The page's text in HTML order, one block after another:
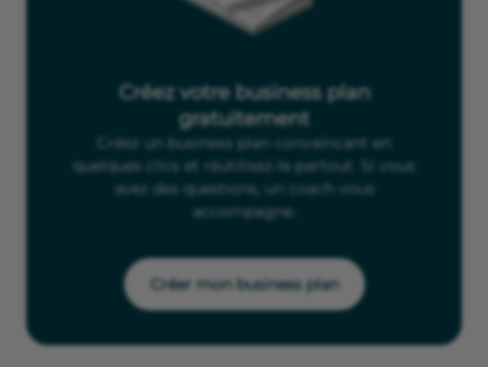
Créez votre business plan
gratuitement
Créez un business plan convaincant en
quelques clics et réutilisez-le partout. Si vous
avez des questions, un coach vous
accompagne.
Créer mon business plan